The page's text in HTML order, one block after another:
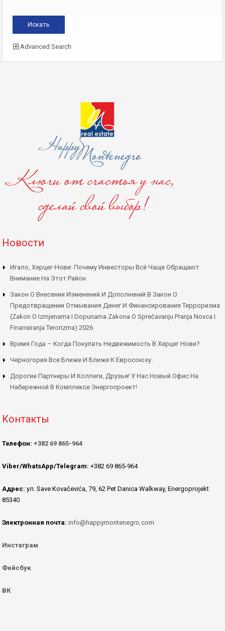
Advanced Search
Новости
Игало, Херцег-Нови: Почему Инвесторы Всё Чаще Обращают
Внимание На Этот Район
Закон О Внесении Изменений И Дополнений В Закон О
Предотвращении Отмывания Денег И Финансирования Терроризма
(Zakon O Izmjenama I Dopunama Zakona O Sprečavanju Pranja Novca I
Finansiranja Terorizma) 2026
Время Года – Когда Покупать Недвижимость В Херцег Нови?
Черногория Все Ближе И Ближе К Евросоюзу.
Дорогие Партнеры И Коллеги, Друзья! У Нас Новый Офис На
Набережной В Комплексе Энергопроект!
Контакты
Телефон: +382 69 865-964
Viber/WhatsApp/Telegram: +382 69 865-964
Адрес: ул. Save Kovačevića, 79, 62 Pet Danica Walkway, Energoprojekt
85340
Электронная почта: info@happymontenegro.com
Инстаграм
Фейсбук
ВК